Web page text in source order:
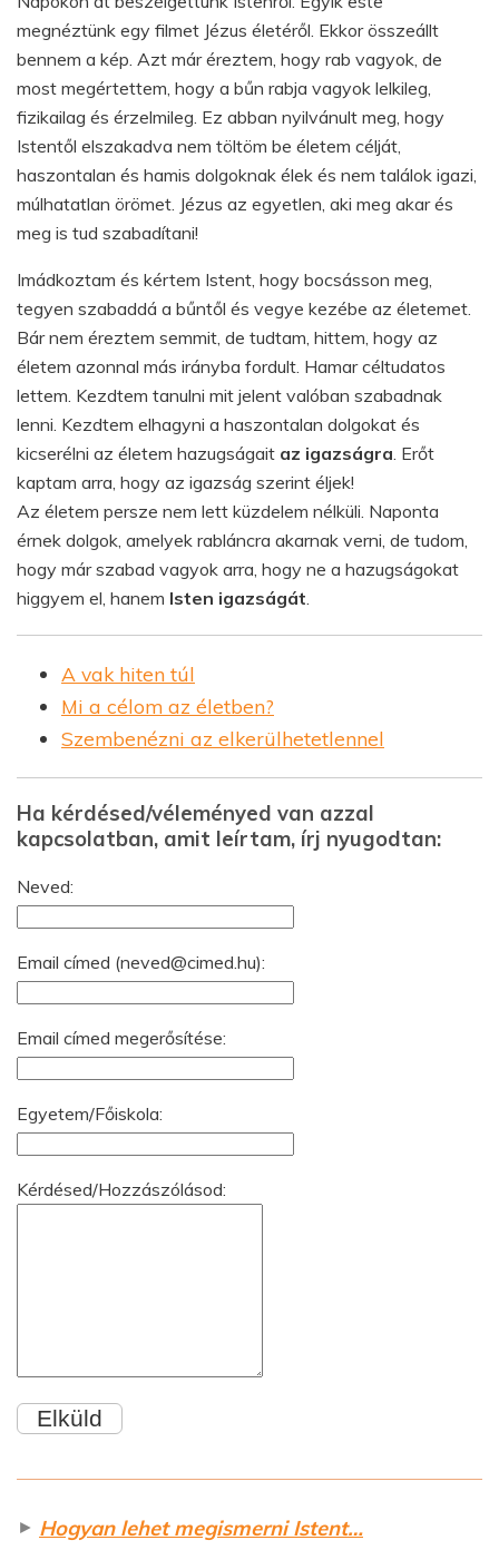
megnéztünk egy filmet Jézus életéről. Ekkor összeállt
bennem a kép. Azt már éreztem, hogy rab vagyok, de
most megértettem, hogy a bűn rabja vagyok lelkileg,
fizikailag és érzelmileg. Ez abban nyilvánult meg, hogy
Istentől elszakadva nem töltöm be életem célját,
haszontalan és hamis dolgoknak élek és nem találok igazi,
múlhatatlan örömet. Jézus az egyetlen, aki meg akar és
meg is tud szabadítani!
Imádkoztam és kértem Istent, hogy bocsásson meg,
tegyen szabaddá a bűntől és vegye kezébe az életemet.
Bár nem éreztem semmit, de tudtam, hittem, hogy az
életem azonnal más irányba fordult. Hamar céltudatos
lettem. Kezdtem tanulni mit jelent valóban szabadnak
lenni. Kezdtem elhagyni a haszontalan dolgokat és
kicserélni az életem hazugságait az igazságra . Erőt
kaptam arra, hogy az igazság szerint éljek!
Az életem persze nem lett küzdelem nélküli. Naponta
érnek dolgok, amelyek rabláncra akarnak verni, de tudom,
hogy már szabad vagyok arra, hogy ne a hazugságokat
higgyem el, hanem Isten igazságát
A vak hiten túl
Mi a célom az életben?
Szembenézni az elkerülhetetlennel
Ha kérdésed/véleményed van azzal
kapcsolatban, amit leírtam, írj nyugodtan:
Neved:
Email címed (neved@cimed.hu):
Email címed megerősítése:
Egyetem/Főiskola:
Kérdésed/Hozzászólásod:
► Hogyan lehet megismerni Istent…